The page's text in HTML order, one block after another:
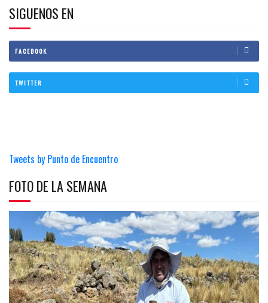
SIGUENOS EN
FACEBOOK
TWITTER
Tweets by Punto de Encuentro
FOTO DE LA SEMANA